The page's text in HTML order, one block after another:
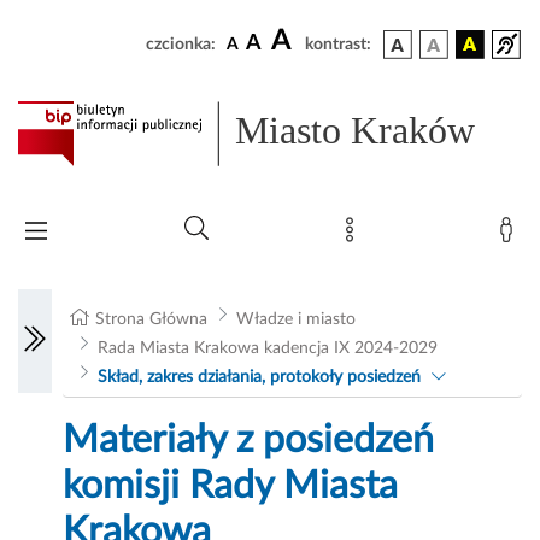
czcionka: A A A kontrast:
Miasto Kraków
Strona Główna
Władze i miasto
Rada Miasta Krakowa kadencja IX 2024-2029
Skład, zakres działania, protokoły posiedzeń
Materiały z posiedzeń
komisji Rady Miasta
Krakowa